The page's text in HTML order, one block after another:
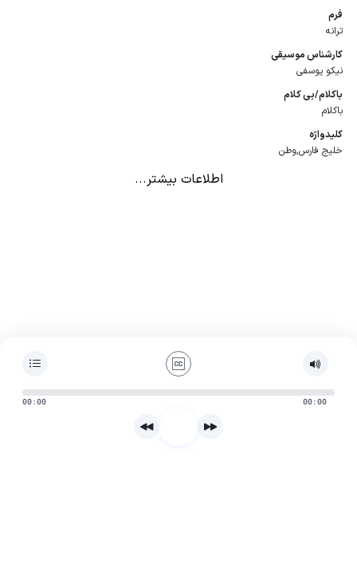
فرم
ترانه
كارشناس موسیقی
نیکو یوسفی
باكلام/بی كلام
باکلام
كلیدواژه
خلیج فارس,وطن
اطلاعات بیشتر...
00:00 00:00